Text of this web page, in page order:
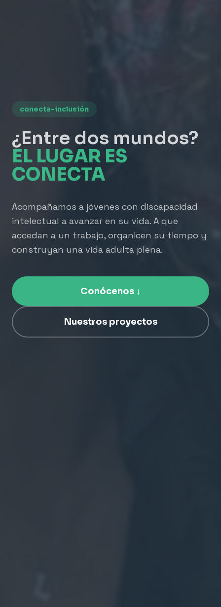
conecta-inclusión
¿Entre dos mundos?
EL LUGAR ES
CONECTA
Acompañamos a jóvenes con discapacidad
intelectual a avanzar en su vida. A que
accedan a un trabajo, organicen su tiempo y
construyan una vida adulta plena.
Conócenos ↓
Nuestros proyectos